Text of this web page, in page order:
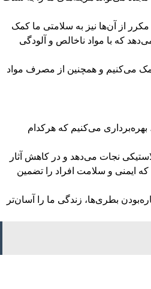
از آن‌ها نیز به سلامتی ما کمک
که با مواد ناخالص و آلودگی
می‌کنیم و همچنین از مصرف مواد
بهره‌برداری می‌کنیم که هرکدام
نجات می‌دهد و در کاهش آثار
ایمنی و سلامت افراد را تضمین
بطری‌ها، زندگی ما را آسان‌تر